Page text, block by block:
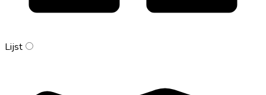
Lijst